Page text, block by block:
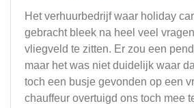
Het verhuurbedrijf waar holiday
gebracht bleek na heel veel
vliegveld te zitten. Er zou een
maar het was niet duidelijk waar
toch een busje gevonden op een
chauffeur overtuigd ons toch mee